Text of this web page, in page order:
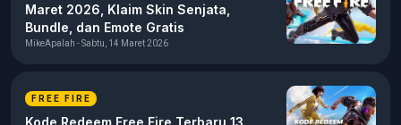
Maret 2026, Klaim Skin Senjata,
Bundle, dan Emote Gratis
MikeApalah - Sabtu, 14 Maret 2026
FREE FIRE
Kode Redeem Free Fire Terbaru 13